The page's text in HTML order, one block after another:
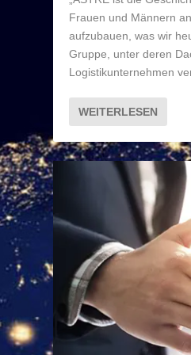
Frauen und Männern
aufzubauen, was wir
Gruppe, unter deren
Logistikunternehmen
WEITERLESEN